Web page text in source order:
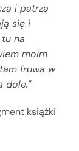
i patrzą
się i
na
moim
fruwa w
dole."
książki